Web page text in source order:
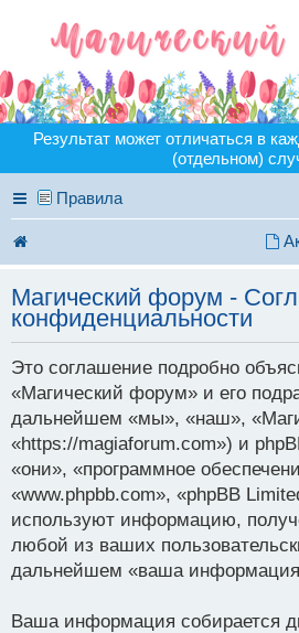
Результат может отличаться в
(отдельном)
Правила
Магический форум -
конфиденциальности
Это соглашение подробно
«Магический форум» и его
дальнейшем «мы», «наш»,
«https://magiaforum.com») и
«они», «программное
«www.phpbb.com», «phpBB
используют информацию,
любой из ваших
дальнейшем «ваша
Ваша информация собирается